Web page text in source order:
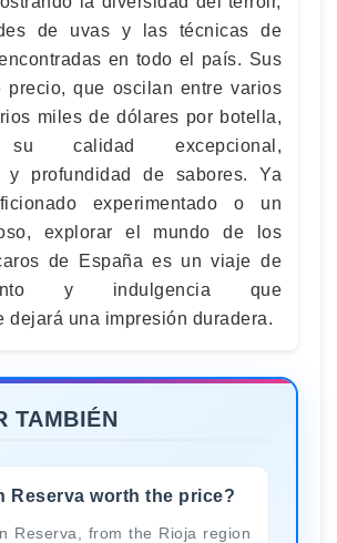
de uvas y las técnicas de
en todo el país. Sus
precio, que oscilan entre varios
miles de dólares por botella,
su calidad excepcional,
y profundidad de sabores. Ya
experimentado o un
explorar el mundo de los
de España es un viaje de
y indulgencia que
dejará una impresión duradera.
TAMBIÉN
Reserva worth the price?
Reserva, from the Rioja region